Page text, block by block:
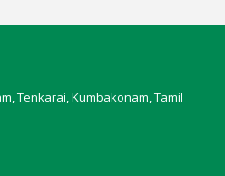
Tenkarai, Kumbakonam, Tamil